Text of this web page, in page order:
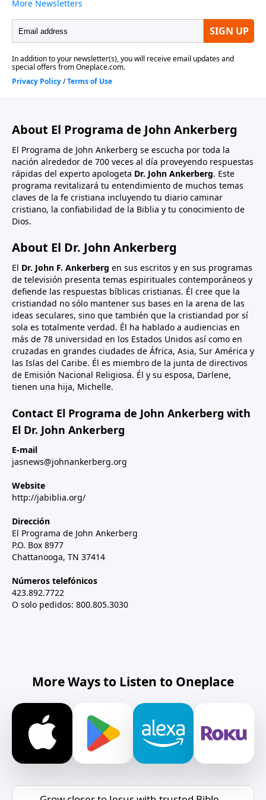
About El Programa de John Ankerberg
El Programa de John Ankerberg se escucha por toda la
nación alrededor de 700 veces al día proveyendo respuestas
rápidas del experto apologeta Dr. John Ankerberg. Este
programa revitalizará tu entendimiento de muchos temas
claves de la fe cristiana incluyendo tu diario caminar
cristiano, la confiabilidad de la Biblia y tu conocimiento de
Dios.
About El Dr. John Ankerberg
El Dr. John F. Ankerberg en sus escritos y en sus programas
de televisión presenta temas espirituales contemporáneos y
defiende las respuestas bíblicas cristianas. Él cree que la
cristiandad no sólo mantener sus bases en la arena de las
ideas seculares, sino que también que la cristiandad por sí
sola es totalmente verdad. Él ha hablado a audiencias en
más de 78 universidad en los Estados Unidos así como en
cruzadas en grandes ciudades de África, Asia, Sur América y
las Islas del Caribe. Él es miembro de la junta de directivos
de Emisión Nacional Religiosa. Él y su esposa, Darlene,
tienen una hija, Michelle.
Contact El Programa de John Ankerberg with
El Dr. John Ankerberg
E-mail
jasnews@johnankerberg.org
Website
http://jabiblia.org/
Dirección
El Programa de John Ankerberg
P.O. Box 8977
Chattanooga, TN 37414
Números telefónicos
423.892.7722
O solo pedidos: 800.805.3030
More Ways to Listen to Oneplace